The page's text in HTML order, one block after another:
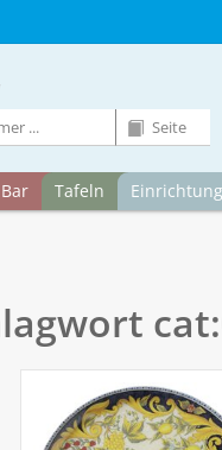
Bar Tafeln Einrichtung